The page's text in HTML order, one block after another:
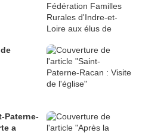
Paterne-